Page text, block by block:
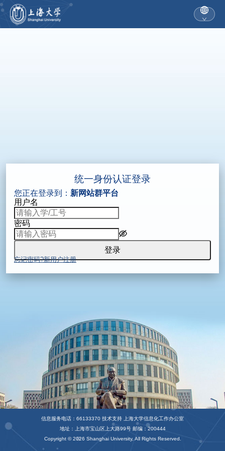
统一身份认证登录
您正在登录到： 新网站群平台
用户名
密码
登录
忘记密码?新用户注册
信息服务电话：66133370 技术支持 上海大学信息化工作办公室
地址：上海市宝山区上大路99号 邮编：200444
Copyright © 2026 Shanghai University, All Rights Reserved.